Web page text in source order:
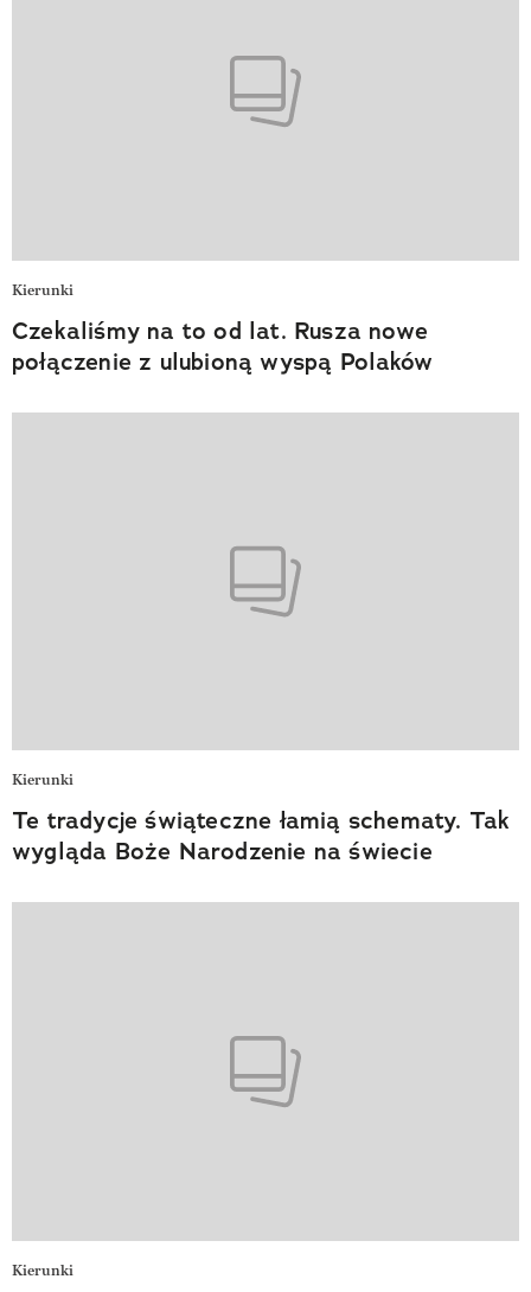
Kierunki
Czekaliśmy na to od lat. Rusza nowe
połączenie z ulubioną wyspą Polaków
Kierunki
Te tradycje świąteczne łamią schematy. Tak
wygląda Boże Narodzenie na świecie
Kierunki